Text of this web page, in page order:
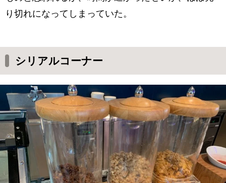
り切れになってしまっていた。
シリアルコーナー